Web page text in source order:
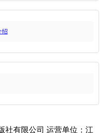
绍
社有限公司 运营单位：江